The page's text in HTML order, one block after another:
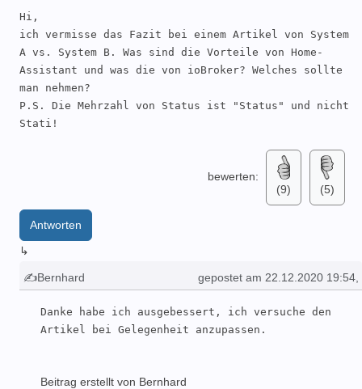
Hi,
ich vermisse das Fazit bei einem Artikel von System
A vs. System B. Was sind die Vorteile von Home-
Assistant und was die von ioBroker? Welches sollte
man nehmen?
P.S. Die Mehrzahl von Status ist "Status" und nicht
Stati!
bewerten:
(9)
(5)
Antworten
↳
✍Bernhard gepostet am 22.12.2020 19:54
Danke habe ich ausgebessert, ich versuche den
Artikel bei Gelegenheit anzupassen.
Beitrag erstellt von Bernhard